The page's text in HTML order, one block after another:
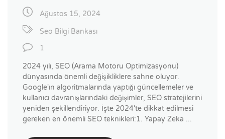
Ağustos 15, 2024
Seo Bilgi Bankası
1
2024 yılı, SEO (Arama Motoru Optimizasyonu)
dünyasında önemli değişikliklere sahne oluyor.
Google'ın algoritmalarında yaptığı güncellemeler ve
kullanıcı davranışlarındaki değişimler, SEO stratejilerini
yeniden şekillendiriyor. İşte 2024'te dikkat edilmesi
gereken en önemli SEO teknikleri:1. Yapay Zeka ...